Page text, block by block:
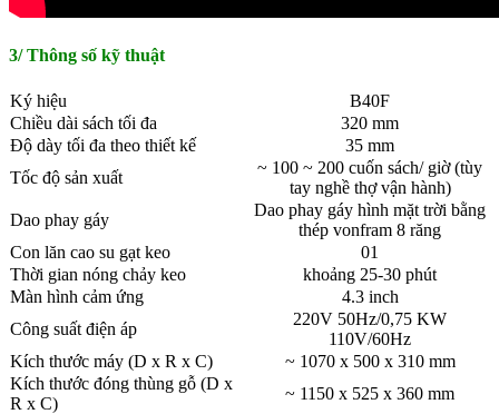
3/ Thông số kỹ thuật
Ký hiệu
B40F
Chiều dài sách tối đa
320 mm
Độ dày tối đa theo thiết kế
35 mm
Tốc độ sản xuất
~ 100 ~ 200 cuốn sách/ giờ (tùy
tay nghề thợ vận hành)
Dao phay gáy
Dao phay gáy hình mặt trời bằng
thép vonfram 8 răng
Con lăn cao su gạt keo
01
Thời gian nóng chảy keo
khoảng 25-30 phút
Màn hình cảm ứng
4.3 inch
Công suất điện áp
220V 50Hz/0,75 KW
110V/60Hz
Kích thước máy (D x R x C)
~ 1070 x 500 x 310 mm
Kích thước đóng thùng gỗ (D x
R x C)
~ 1150 x 525 x 360 mm